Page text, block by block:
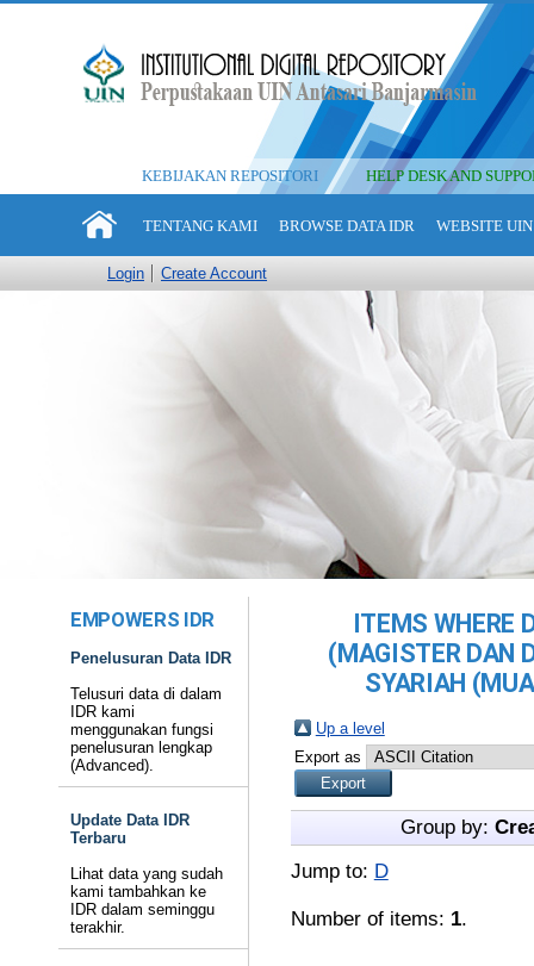
KEBIJAKAN REPOSITORI HELP DESK AND
TENTANG KAMI BROWSE DATA IDR WEBSITE
Login Create Account
EMPOWERS IDR
Penelusuran Data IDR
Telusuri data di dalam
IDR kami
menggunakan fungsi
penelusuran lengkap
(Advanced).
Update Data IDR
Terbaru
Lihat data yang sudah
kami tambahkan ke
IDR dalam seminggu
terakhir.
ITEMS WHERE
(MAGISTER DAN
SYARIAH
Up a level
Export as
Group by:
Jump to: D
Number of items: 1.